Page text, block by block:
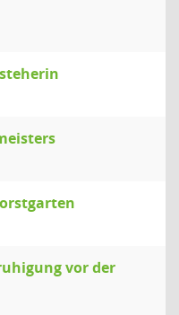
vor der